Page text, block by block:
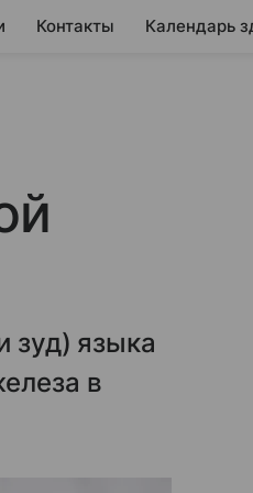
Контакты Календарь
зуд) языка
в